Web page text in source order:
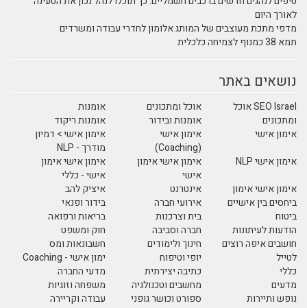
לאורך היום
מדפי מתכת מעוצבים של המותג אלומון לחדרי עבודה ומשרדים
תמא 38 כמנוף לצמיחה כלכלית
נושאים באתר
SEO Israel אוכל
ומתכונים
אוכל ומתכונים
אומנות
אומנות ובידור
אומנות ריקוד
אימון אישי
אימון אישי
(Coaching)
אימון אישי > דמיון
מודרך - NLP
אימון אישי NLP
אימון אישי אימון
אישי
אימון אישי אימון
אישי - כללי
אימון אישי אימון
ביחסים בין אישיים
אינטרנט
איציק להב
אירועי חברה
בידור ופנאי
ביטוח
בית וצרכנות
בריאות ורפואה
הודעות לעיתונות
חברה וסביבה
חוק ומשפט
חושבים איפה רוצים
לטייל
חינוך ולימודים
חשבונאות ומס
יופי וטיפוח
ימון אישי - Coaching
כללי
כתיבה יצירתית
מדעי החברה
מדעים
מחשבים וטכנולגיה
משפחה וזוגיות
נופש ותיירות
ספורט וכושר גופני
עבודה וקריירה